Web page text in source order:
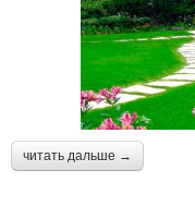
читать дальше →